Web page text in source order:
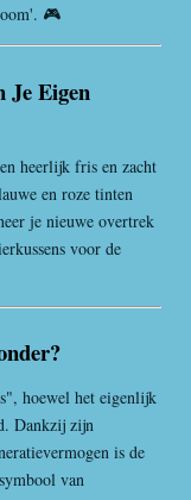
🎮
Je Eigen
heerlijk fris en zacht
en roze tinten
je nieuwe overtrek
voor de
hoewel het eigenlijk
. Dankzij zijn
is de
van